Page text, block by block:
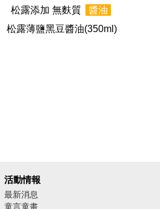
松露添加 無麩質
醬油
松露薄鹽黑豆醬油(350ml)
活動情報
最新消息
童言童畫